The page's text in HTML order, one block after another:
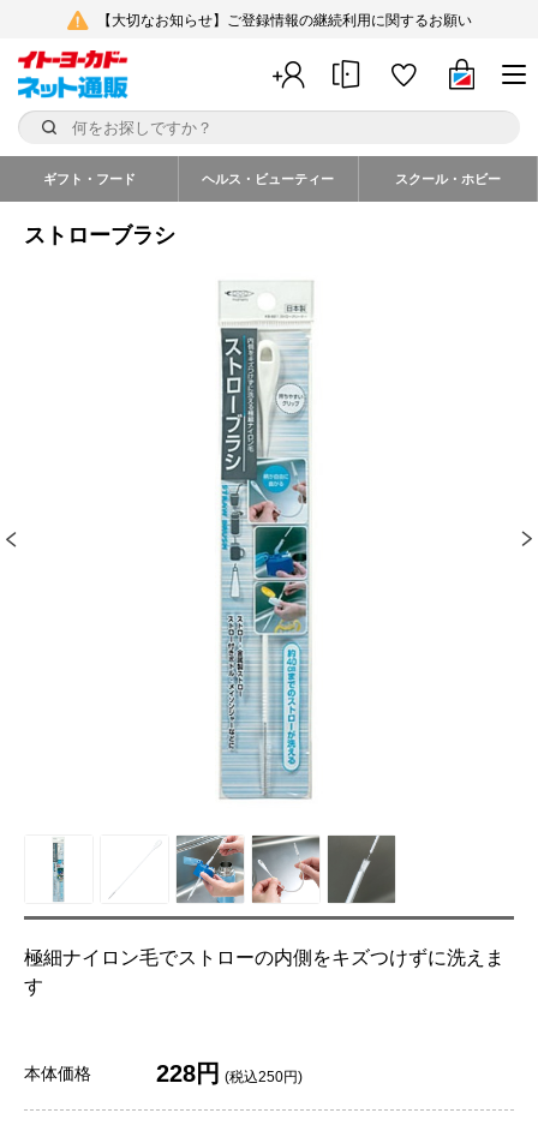
【大切なお知らせ】ご登録情報の継続利用に関するお願い
ギフト・フード ヘルス・ビューティー スクール・ホビー
ストローブラシ
極細ナイロン毛でストローの内側をキズつけずに洗えま
す
本体価格 228円 (税込250円)